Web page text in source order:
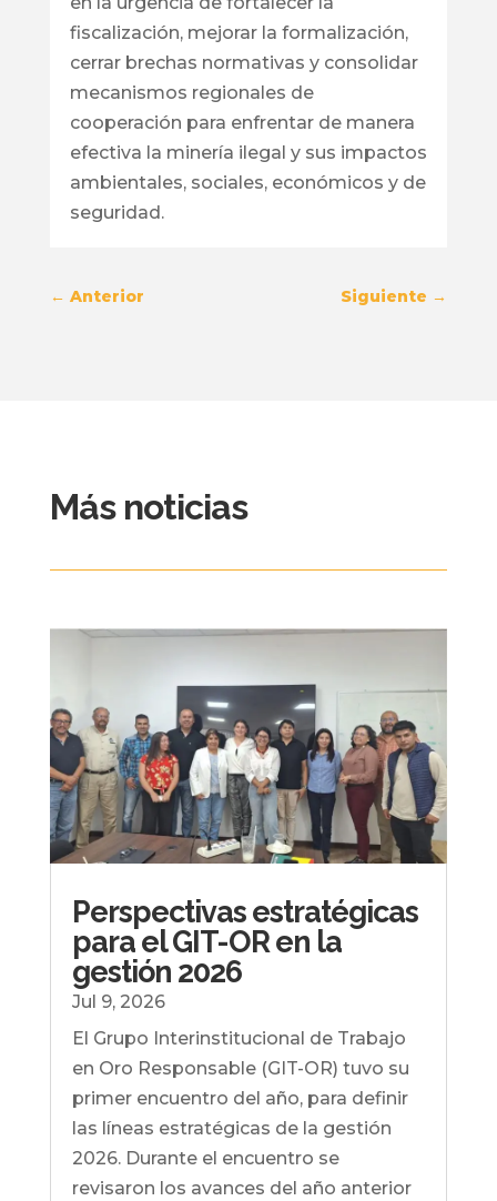
fiscalización, mejorar la formalización,
cerrar brechas normativas y consolidar
mecanismos regionales de
cooperación para enfrentar de manera
efectiva la minería ilegal y sus impactos
ambientales, sociales, económicos y de
seguridad.
← Anterior Siguiente →
Más noticias
Perspectivas estratégicas
para el GIT-OR en la
gestión 2026
Jul 9, 2026
El Grupo Interinstitucional de Trabajo
en Oro Responsable (GIT-OR) tuvo su
primer encuentro del año, para definir
las líneas estratégicas de la gestión
2026. Durante el encuentro se
revisaron los avances del año anterior